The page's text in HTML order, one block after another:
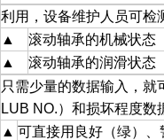
利用 ，设备维护人员可
▲
滚动轴承的机械状态
▲
滚动轴承的润滑状态
只需少量的数据输入，
LUB NO.）和损坏程度
▲ 可直接用良好（绿）